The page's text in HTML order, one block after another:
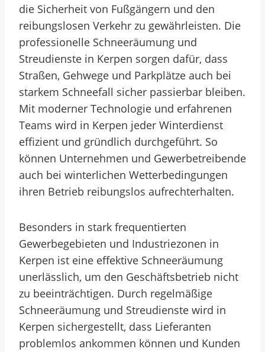
die Sicherheit von Fußgängern und den
reibungslosen Verkehr zu gewährleisten. Die
professionelle Schneeräumung und
Streudienste in Kerpen sorgen dafür, dass
Straßen, Gehwege und Parkplätze auch bei
starkem Schneefall sicher passierbar bleiben.
Mit moderner Technologie und erfahrenen
Teams wird in Kerpen jeder Winterdienst
effizient und gründlich durchgeführt. So
können Unternehmen und Gewerbetreibende
auch bei winterlichen Wetterbedingungen
ihren Betrieb reibungslos aufrechterhalten.
Besonders in stark frequentierten
Gewerbegebieten und Industriezonen in
Kerpen ist eine effektive Schneeräumung
unerlässlich, um den Geschäftsbetrieb nicht
zu beeinträchtigen. Durch regelmäßige
Schneeräumung und Streudienste wird in
Kerpen sichergestellt, dass Lieferanten
problemlos ankommen können und Kunden